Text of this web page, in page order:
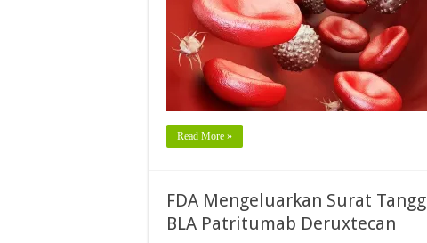
Read More »
FDA Mengeluarkan Surat
BLA Patritumab Deruxtecan